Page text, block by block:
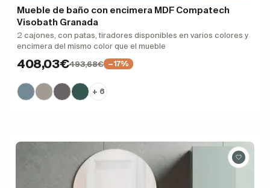
Mueble de baño con encimera MDF Compatech
Visobath Granada
2 cajones, con patas, tiradores disponibles en varios colores y
encimera del mismo color que el mueble
408,03€493,68€ −17%
+ 6